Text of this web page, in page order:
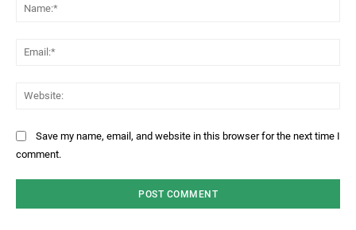
Save my name, email, and website in this browser for the next time I
comment.